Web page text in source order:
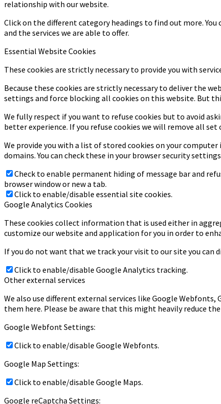
relationship with our website.
Click on the different category headings to find out more.
and the services we are able to offer.
Essential Website Cookies
These cookies are strictly necessary to provide you with
Because these cookies are strictly necessary to deliver the
settings and force blocking all cookies on this website. But
We fully respect if you want to refuse cookies but to avoid
better experience. If you refuse cookies we will remove all set
We provide you with a list of stored cookies on your
domains. You can check these in your browser security
Check to enable permanent hiding of message bar and
browser window or new a tab.
Click to enable/disable essential site cookies.
Google Analytics Cookies
These cookies collect information that is used either in
customize our website and application for you in order to
If you do not want that we track your visit to our site you can
Click to enable/disable Google Analytics tracking.
Other external services
We also use different external services like Google
them here. Please be aware that this might heavily reduce
Google Webfont Settings:
Click to enable/disable Google Webfonts.
Google Map Settings:
Click to enable/disable Google Maps.
Google reCaptcha Settings: